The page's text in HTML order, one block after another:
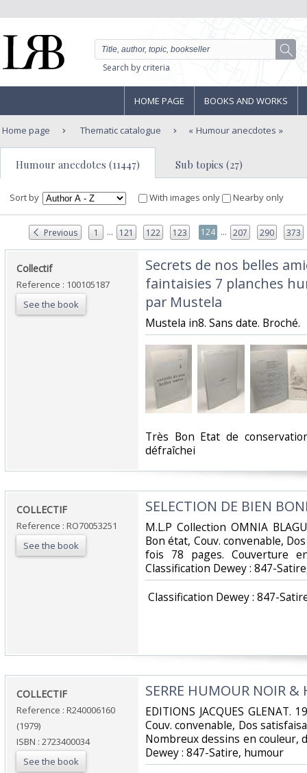
Search by criteria
HOME PAGE BOOKS AND WORKS
Home page Thematic catalogue Humour anecdotes
Humour anecdotes (11447) Sub topics (27)
Sort by With images only Nearby only
Previous 1 ... 121 122 123 124 ... 207 290 373
‎Collectif‎
Reference : 100105187
See the book
‎Secrets de nos belles
faintaisies 7 planches
par Mustela‎
‎Mustela in8. Sans date. Broché.‎
‎Très Bon Etat de
défraîchei‎
‎COLLECTIF‎
Reference : RO70053251
See the book
‎SELECTION DE BIEN
‎M.L.P Collection OMNIA
Bon état, Couv. convenable,
fois 78 pages. Couverture
Classification Dewey : 847-
Classification Dewey : 847-
‎COLLECTIF‎
Reference : R240006160
(1979)
ISBN : 2723400034
See the book
‎SERRE HUMOUR NOIR
‎EDITIONS JACQUES
Couv. convenable, Dos
Nombreux dessins en couleur,
Dewey : 847-Satire, humour‎